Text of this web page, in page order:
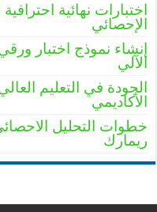
اختبارات نهائية
الإحصائي
إنشاء نموذج اختبار
الآلي
الجودة في التعليم
الأكاديمي
خطوات التحليل
ريمارك